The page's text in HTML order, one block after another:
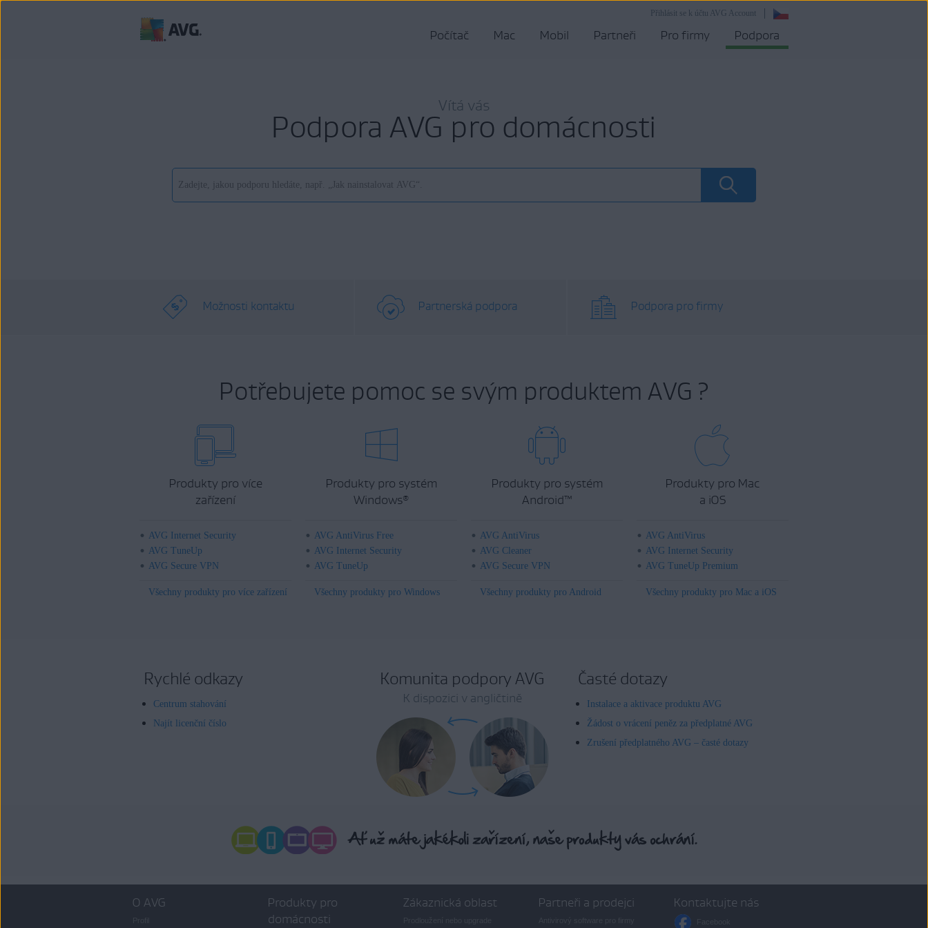
Přihlásit se k účtu AVG Account
Počítač Mac Mobil Partneři Pro firmy Podpora
Vítá vás
Podpora AVG pro domácnosti
Možnosti kontaktu Partnerská podpora Podpora pro firmy
Potřebujete pomoc se svým produktem AVG ?
Produkty pro více
zařízení
AVG Internet Security
AVG TuneUp
AVG Secure VPN
Všechny produkty pro více zařízení
Produkty pro systém
Windows®
AVG AntiVirus Free
AVG Internet Security
AVG TuneUp
Všechny produkty pro Windows
Produkty pro systém
Android™
AVG AntiVirus
AVG Cleaner
AVG Secure VPN
Všechny produkty pro Android
Produkty pro Mac
a iOS
AVG AntiVirus
AVG Internet Security
AVG TuneUp Premium
Všechny produkty pro Mac a iOS
Rychlé odkazy
Centrum stahování
Najít licenční číslo
Komunita podpory AVG
K dispozici v angličtině
Časté dotazy
Instalace a aktivace produktu AVG
Žádost o vrácení peněz za předplatné AVG
Zrušení předplatného AVG – časté dotazy
O AVG
Produkty pro
domácnosti
Zákaznická oblast Partneři a prodejci Kontaktujte nás